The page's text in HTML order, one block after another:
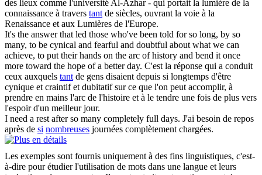
des lieux comme l'université Al-Azhar - qui portait la lumière de la
connaissance à travers tantde siècles, ouvrant la voie à la
Renaissance et aux Lumières de l'Europe.
It's the answer that led those who've been told for so long, by so
many, to be cynical and fearful and doubtful about what we can
achieve, to put their hands on the arc of history and bend it once
more toward the hope of a better day. C'est la réponse qui a conduit
ceux auxquels tantde gens disaient depuis si longtemps d'être
cynique et craintif et dubitatif sur ce que l'on peut accomplir, à
prendre en mains l'arc de l'histoire et à le tendre une fois de plus vers
l'espoir d'un meilleur jour.
I need a rest afterso many completely full days. J'ai besoin de repos
après de si nombreuses journées complètement chargées.
Les exemples sont fournis uniquement à des fins linguistiques, c'est-
à-dire pour étudier l'utilisation de mots dans une langue et leurs